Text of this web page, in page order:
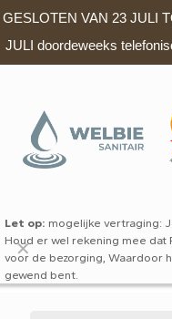
GESLOTEN VAN 23 JULI
JULI doordeweeks
Let op: mogelijke vertraging:
Houd er wel rekening mee
voor de bezorging, Waardoor
gewend bent.
✕